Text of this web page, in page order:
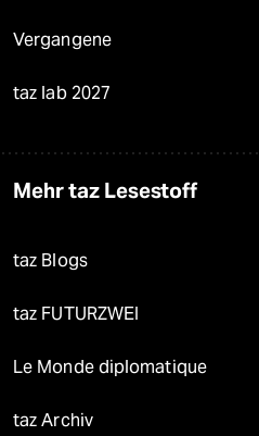
Vergangene
taz lab 2027
Mehr taz Lesestoff
taz Blogs
taz FUTURZWEI
Le Monde diplomatique
taz Archiv